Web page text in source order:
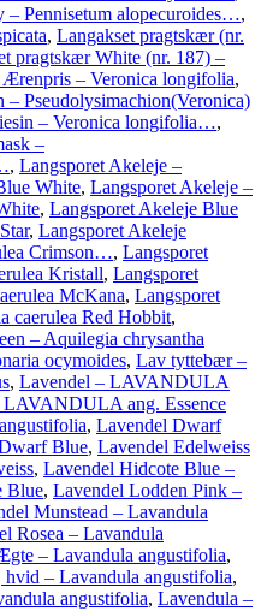
Pennisetum alopecuroides…,
, Langakset pragtskær (nr.
pragtskær White (nr. 187) –
– Veronica longifolia,
Pseudolysimachion(Veronica)
– Veronica longifolia…,
–
, Langsporet Akeleje –
White, Langsporet Akeleje –
, Langsporet Akeleje Blue
, Langsporet Akeleje
Crimson…, Langsporet
Kristall, Langsporet
McKana, Langsporet
caerulea Red Hobbit,
– Aquilegia chrysantha
ocymoides, Lav tyttebær –
, Lavendel – LAVANDULA
LAVANDULA ang. Essence
, Lavendel Dwarf
Blue, Lavendel Edelweiss
, Lavendel Hidcote Blue –
Blue, Lavendel Lodden Pink –
Munstead – Lavandula
Rosea – Lavandula
– Lavandula angustifolia,
– Lavandula angustifolia,
angustifolia, Lavendula –